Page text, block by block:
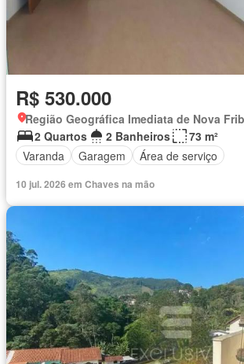
R$ 530.000
2 Quartos
2 Banheiros
73 m²
Varanda
Garagem Área de serviço
10 jul. 2026 em Chaves na mão